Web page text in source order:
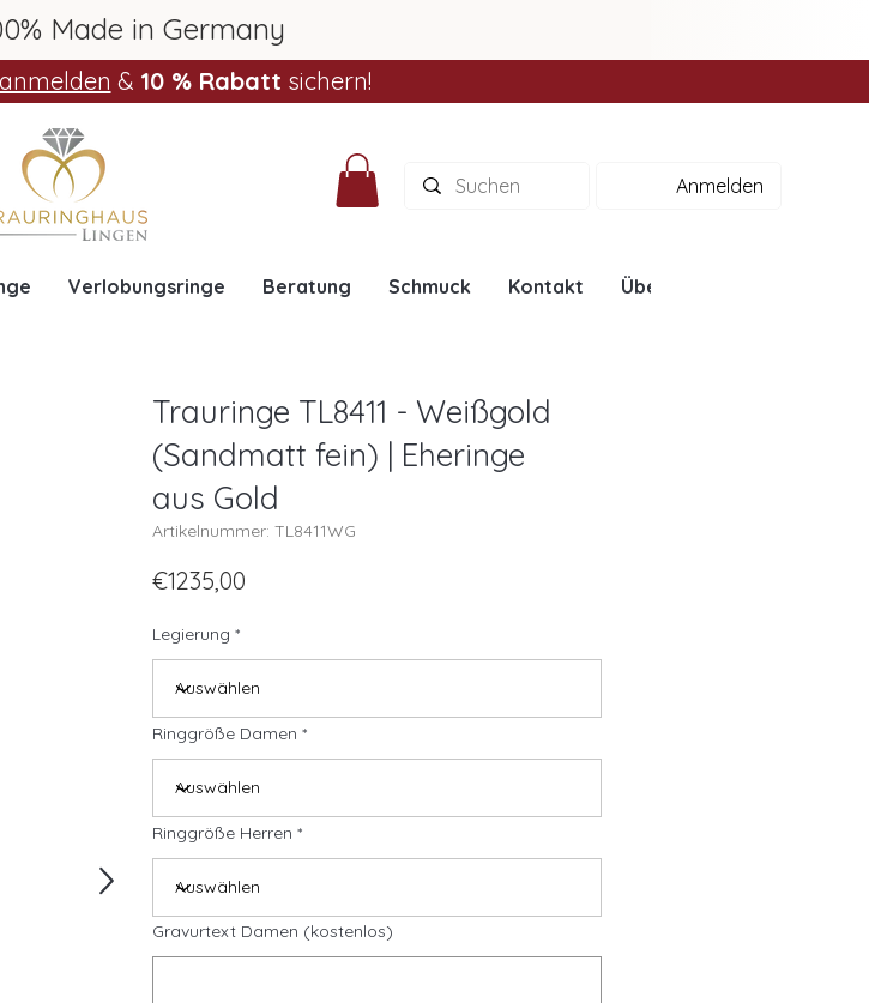
Made in Germany
& 10 % Rabatt sichern!
Anmelden
Verlobungsringe Beratung Schmuck Kontakt Über uns
Trauringe TL8411 - Weißgold
(Sandmatt fein) | Eheringe
aus Gold
Artikelnummer: TL8411WG
€1235,00
Legierung
Ringgröße Damen
Ringgröße Herren
Gravurtext Damen (kostenlos)